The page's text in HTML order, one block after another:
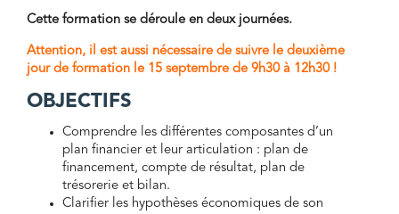
base
et
plan
financier
Cette formation se déroule en deux journées.
Attention, il est aussi nécessaire de suivre le deuxième
jour de formation le 15 septembre de 9h30 à 12h30 !
OBJECTIFS
Comprendre les différentes composantes d’un
plan financier et leur articulation : plan de
financement, compte de résultat, plan de
trésorerie et bilan.
Clarifier les hypothèses économiques de son